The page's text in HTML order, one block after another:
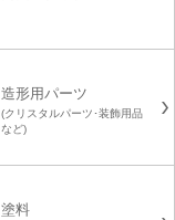
造形用パーツ
(クリスタルパーツ･装飾用品
など)
塗料